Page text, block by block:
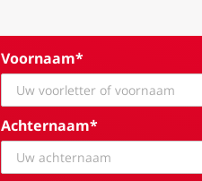
Voornaam*
Achternaam*